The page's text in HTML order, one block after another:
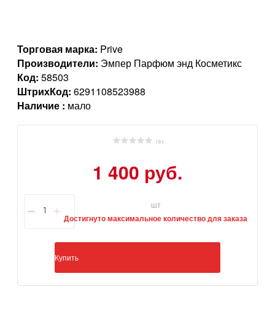
Торговая марка: Prive
Производители: Эмпер Парфюм энд Косметикс
Код: 58503
ШтрихКод: 6291108523988
Наличие : мало
( 0 )
1 400 руб.
шт
Достигнуто максимальное количество для заказа
Купить